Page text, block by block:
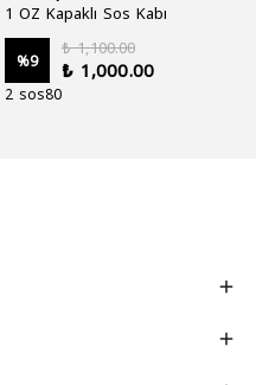
1 OZ Kapaklı Sos Kabı
%9
₺ 1,100.00
₺ 1,000.00
2 sos80